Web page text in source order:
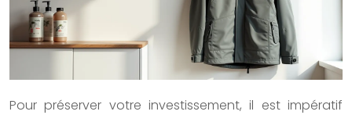
Pour préserver votre investissement, il est impératif